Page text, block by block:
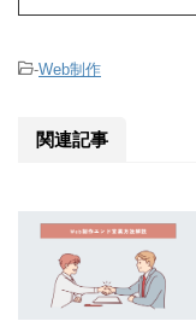
-Web制作
関連記事